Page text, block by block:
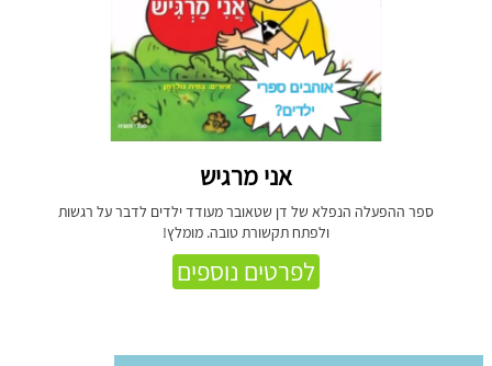
אני מרגיש
ספר ההפעלה הנפלא של דן שטאובר מעודד ילדים לדבר על רגשות
ולפתח תקשורת טובה. מומלץ!
לפרטים נוספים